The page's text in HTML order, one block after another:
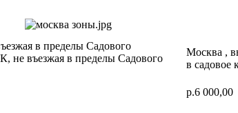
в пределы Садового
не въезжая в пределы Садового
Москва ,
в садовое
р.6 000,00